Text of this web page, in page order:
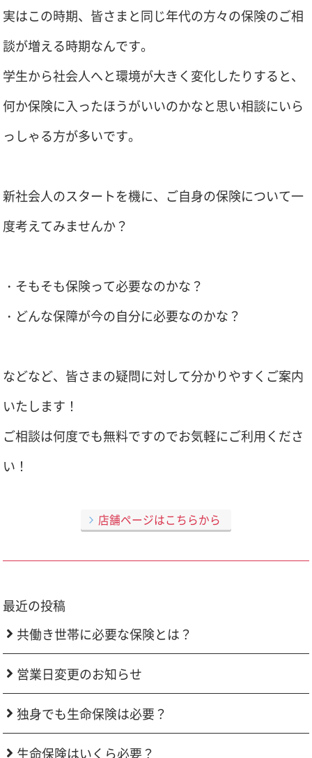
実はこの時期、皆さまと同じ年代の方々の保険のご相
談が増える時期なんです。
学生から社会人へと環境が大きく変化したりすると、
何か保険に入ったほうがいいのかなと思い相談にいら
っしゃる方が多いです。
新社会人のスタートを機に、ご自身の保険について一
度考えてみませんか？
・そもそも保険って必要なのかな？
・どんな保障が今の自分に必要なのかな？
などなど、皆さまの疑問に対して分かりやすくご案内
いたします！
ご相談は何度でも無料ですのでお気軽にご利用くださ
い！
店舗ページはこちらから
最近の投稿
共働き世帯に必要な保険とは？
営業日変更のお知らせ
独身でも生命保険は必要？
生命保険はいくら必要？